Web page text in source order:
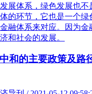
展体系，绿色发展也不
的环节，它也是一个绿
融体系来对应。因为
和社会的发展。
和的主要政策及路